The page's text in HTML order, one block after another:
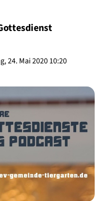
24. Mai 2020 10:20